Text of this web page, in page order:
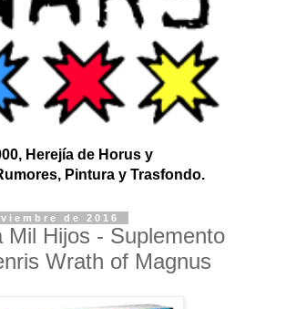
Herejía de Horus y
Pintura y Trasfondo.
de 2016
Mil Hijos - Suplemento
Wrath of Magnus